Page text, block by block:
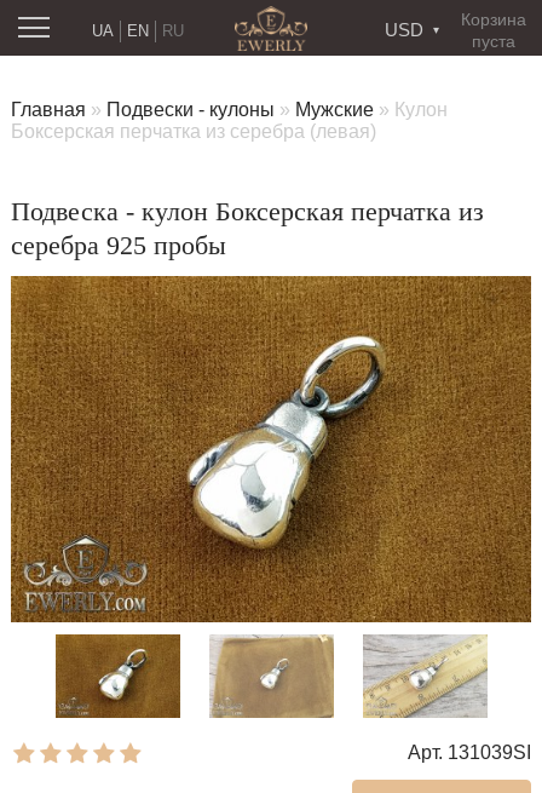
Корзина
пуста
USD
RU
UA EN
Главная » Подвески - кулоны » Мужские » Кулон
Боксерская перчатка из серебра (левая)
Подвеска - кулон Боксерская перчатка из
серебра 925 пробы
Арт. 131039SI